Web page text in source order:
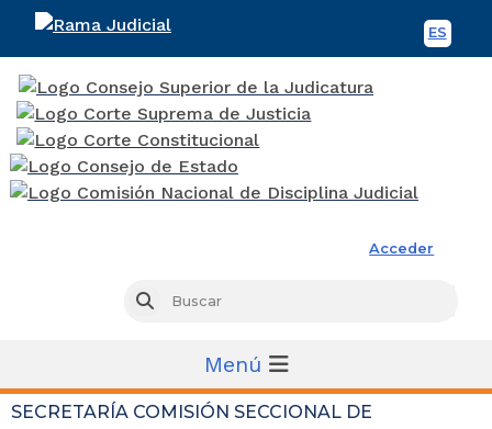
ES
Acceder
Buscar
Menú
SECRETARÍA COMISIÓN SECCIONAL DE